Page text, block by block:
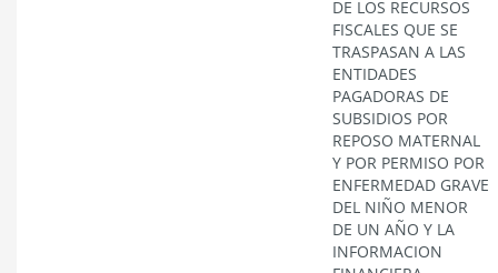
DE LOS RECURSOS
FISCALES QUE SE
TRASPASAN A LAS
ENTIDADES
PAGADORAS DE
SUBSIDIOS POR
REPOSO MATERNAL
Y POR PERMISO POR
ENFERMEDAD GRAVE
DEL NIÑO MENOR
DE UN AÑO Y LA
INFORMACION